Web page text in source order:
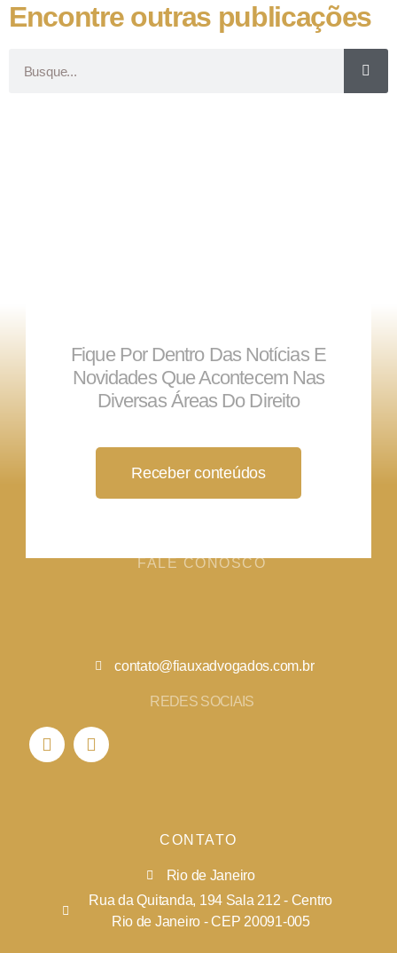
Encontre outras publicações
Fique Por Dentro Das Notícias E
Novidades Que Acontecem Nas
Diversas Áreas Do Direito
Receber conteúdos
FALE CONOSCO
contato@fiauxadvogados.com.br
REDES SOCIAIS
CONTATO
Rio de Janeiro
Rua da Quitanda, 194 Sala 212 - Centro
Rio de Janeiro - CEP 20091-005